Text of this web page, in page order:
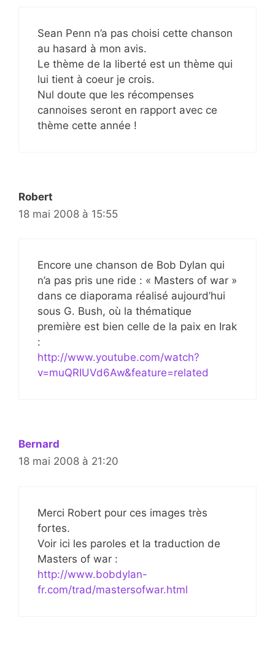
Sean Penn n’a pas choisi cette chanson
au hasard à mon avis.
Le thème de la liberté est un thème qui
lui tient à coeur je crois.
Nul doute que les récompenses
cannoises seront en rapport avec ce
thème cette année !
Robert
18 mai 2008 à 15:55
Encore une chanson de Bob Dylan qui
n’a pas pris une ride : « Masters of war »
dans ce diaporama réalisé aujourd’hui
sous G. Bush, où la thématique
première est bien celle de la paix en Irak
:
http://www.youtube.com/watch?
v=muQRIUVd6Aw&feature=related
Bernard
18 mai 2008 à 21:20
Merci Robert pour ces images très
fortes.
Voir ici les paroles et la traduction de
Masters of war :
http://www.bobdylan-
fr.com/trad/mastersofwar.html